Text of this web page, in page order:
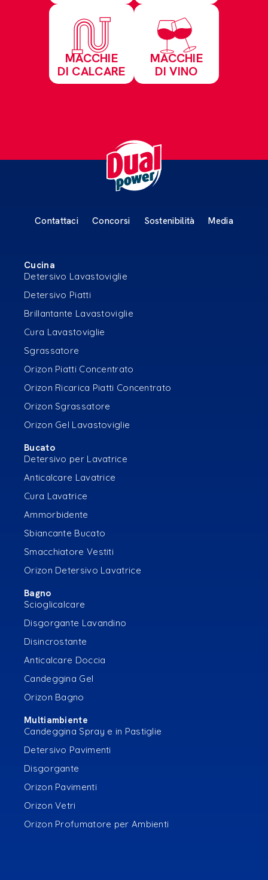
MACCHIE
DI CALCARE
MACCHIE
DI VINO
Contattaci Concorsi Sostenibilità Media
Cucina
Detersivo Lavastoviglie
Detersivo Piatti
Brillantante Lavastoviglie
Cura Lavastoviglie
Sgrassatore
Orizon Piatti Concentrato
Orizon Ricarica Piatti Concentrato
Orizon Sgrassatore
Orizon Gel Lavastoviglie
Bucato
Detersivo per Lavatrice
Anticalcare Lavatrice
Cura Lavatrice
Ammorbidente
Sbiancante Bucato
Smacchiatore Vestiti
Orizon Detersivo Lavatrice
Bagno
Scioglicalcare
Disgorgante Lavandino
Disincrostante
Anticalcare Doccia
Candeggina Gel
Orizon Bagno
Multiambiente
Candeggina Spray e in Pastiglie
Detersivo Pavimenti
Disgorgante
Orizon Pavimenti
Orizon Vetri
Orizon Profumatore per Ambienti